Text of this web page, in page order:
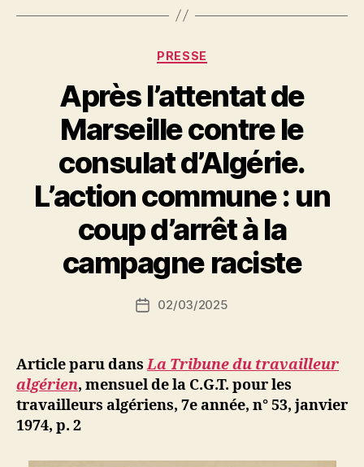
travailleurs
immigrés »
Catégories
PRESSE
Après l’attentat de
Marseille contre le
consulat d’Algérie.
L’action commune : un
coup d’arrêt à la
campagne raciste
Auteur
P
a
N
ji
b
Date02/03/2025
Article paru dansLa Tribune du travailleur
algérien, mensuel de la C.G.T. pour les
travailleurs algériens, 7e année, n° 53, janvier
1974, p. 2